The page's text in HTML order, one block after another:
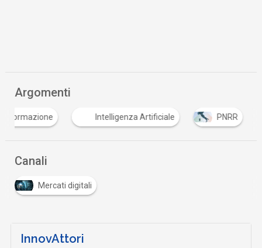
Argomenti
formazione Intelligenza Artificiale PNRR
Canali
Mercati digitali
InnovAttori